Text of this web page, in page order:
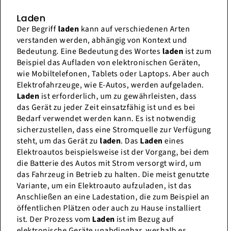
Laden
Der Begriff laden kann auf verschiedenen Arten
verstanden werden, abhängig von Kontext und
Bedeutung. Eine Bedeutung des Wortes laden ist zum
Beispiel das Aufladen von elektronischen Geräten,
wie Mobiltelefonen, Tablets oder Laptops. Aber auch
Elektrofahrzeuge, wie E-Autos, werden aufgeladen.
Laden ist erforderlich, um zu gewährleisten, dass
das Gerät zu jeder Zeit einsatzfähig ist und es bei
Bedarf verwendet werden kann. Es ist notwendig
sicherzustellen, dass eine Stromquelle zur Verfügung
steht, um das Gerät zu laden. Das Ladeneines
Elektroautos beispielsweise ist der Vorgang, bei dem
die Batterie des Autos mit Strom versorgt wird, um
das Fahrzeug in Betrieb zu halten. Die meist genutzte
Variante, um ein Elektroauto aufzuladen, ist das
Anschließen an eine Ladestation, die zum Beispiel an
öffentlichen Plätzen oder auch zu Hause installiert
ist. Der Prozess vom Laden ist im Bezug auf